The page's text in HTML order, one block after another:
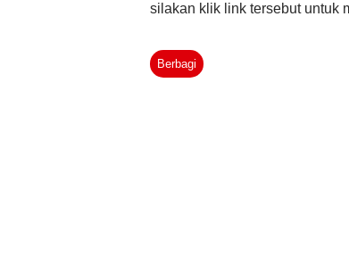
silakan klik link tersebut untuk
jumlah angka kredit per
Berbagi